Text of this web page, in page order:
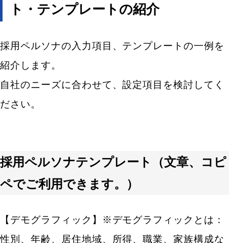
ト・テンプレートの紹介
採用ペルソナの入力項目、テンプレートの一例を
紹介します。
自社のニーズに合わせて、設定項目を検討してく
ださい。
採用ペルソナテンプレート（文章、コピ
ペでご利用できます。）
【デモグラフィック】※デモグラフィックとは：
性別、年齢、居住地域、所得、職業、家族構成な